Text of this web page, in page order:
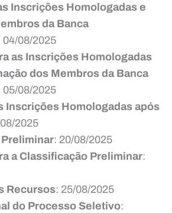
Inscrições Homologadas e
da Banca
04/08/2025
as Inscrições Homologadas
dos Membros da Banca
05/08/2025
Inscrições Homologadas após
2025
: 20/08/2025
a Classificação Preliminar:
Recursos: 25/08/2025
do Processo Seletivo: